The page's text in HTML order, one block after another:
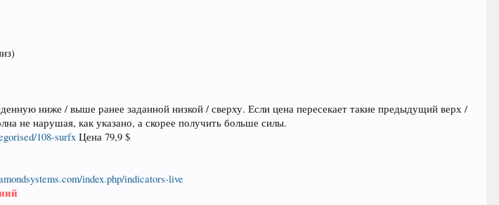
ниже / выше ранее заданной низкой / сверху. Если цена пересекает такие предыдущий верх /
не нарушая, как указано, а скорее получить больше силы.
108-surfx Цена 79,9 $
index.php/indicators-live